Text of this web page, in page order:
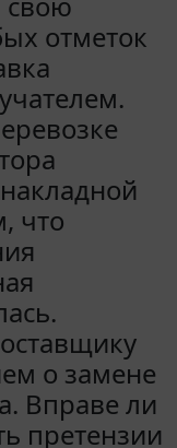
отметок
что
о замене
Вправе ли
претензии